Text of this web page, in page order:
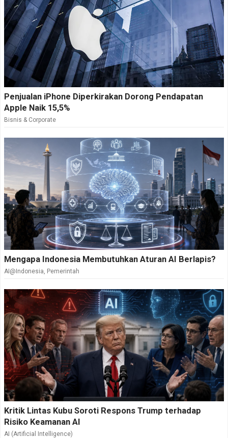
Penjualan iPhone Diperkirakan Dorong Pendapatan
Apple Naik 15,5%
Bisnis & Corporate
Mengapa Indonesia Membutuhkan Aturan AI Berlapis?
AI@Indonesia Pemerintah
Kritik Lintas Kubu Soroti Respons Trump terhadap
Risiko Keamanan AI
AI (Artificial Intelligence)